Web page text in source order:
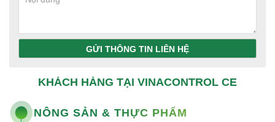
GỬI THÔNG TIN LIÊN HỆ
KHÁCH HÀNG TẠI VINACONTROL CE
NÔNG SẢN & THỰC PHẨM